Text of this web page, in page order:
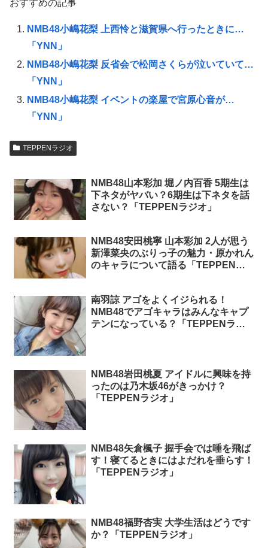
おすすめの記事
NMB48小嶋花梨 上西怜と滋賀県へ行ったときに…
「YNN」
NMB48小嶋花梨 反省会で松岡さくらが泣いていて…
「YNN」
NMB48小嶋花梨 イベントの楽屋で宮原心音が…
「YNN」
TEPPENラジオ
NMB48山本彩加 堀ノ内百香 5期生は
下ネタがヤバい？6期生は下ネタを話
さない？「TEPPENラジオ」
NMB48安田桃寧 山本彩加 2人が思う
新澤菜央のぶりっ子の魅力・原かれん
のキャラについて語る「TEPPENラ
南羽諒 アゴをよくイジられる！
NMB48でアゴキャラはみんなキャプ
テンになっている？「TEPPENラジ
NMB48岩田桃夏 アイドルに興味を持
ったのは乃木坂46がきっかけ？
「TEPPENラジオ」
NMB48矢倉楓子 握手会では唾を飛ば
す！寝てるときにはよだれを垂らす！
「TEPPENラジオ」
NMB48福野杏実 大学生活はどうです
か？「TEPPENラジオ」